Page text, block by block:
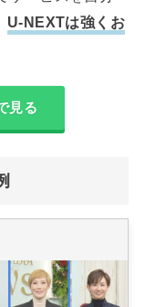
U-NEXTは強くお
見る